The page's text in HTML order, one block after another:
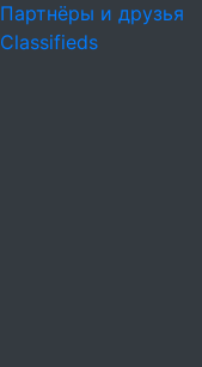
Партнёры и друзья
Classifieds